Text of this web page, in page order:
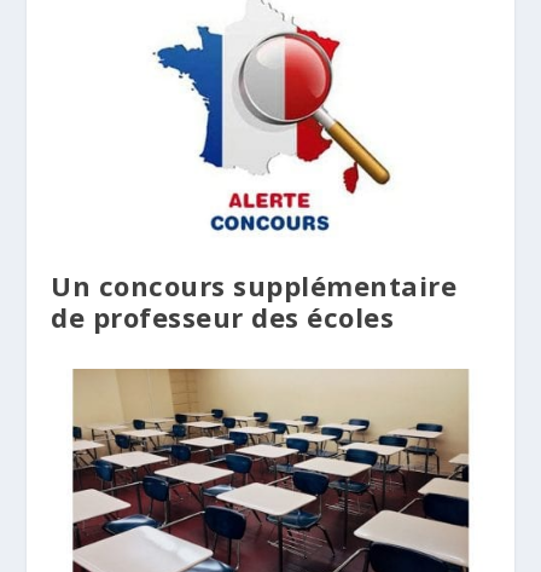
Un concours supplémentaire
de professeur des écoles